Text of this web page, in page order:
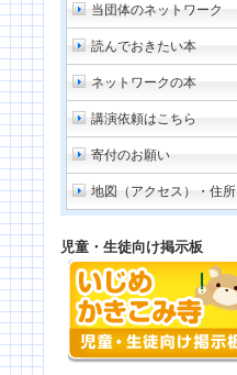
当団体のネットワーク
読んでおきたい本
ネットワークの本
講演依頼はこちら
寄付のお願い
地図（アクセス）・住所
児童・生徒向け掲示板